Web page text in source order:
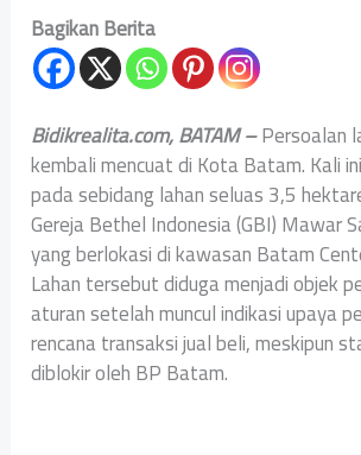
Bagikan Berita
Bidikrealita.com, BATAM –Persoalan
kembali mencuat di Kota Batam. Kali
pada sebidang lahan seluas 3,5
Gereja Bethel Indonesia (GBI) Mawar
yang berlokasi di kawasan Batam
Lahan tersebut diduga menjadi objek
aturan setelah muncul indikasi upaya
rencana transaksi jual beli, meskipun
diblokir oleh BP Batam.